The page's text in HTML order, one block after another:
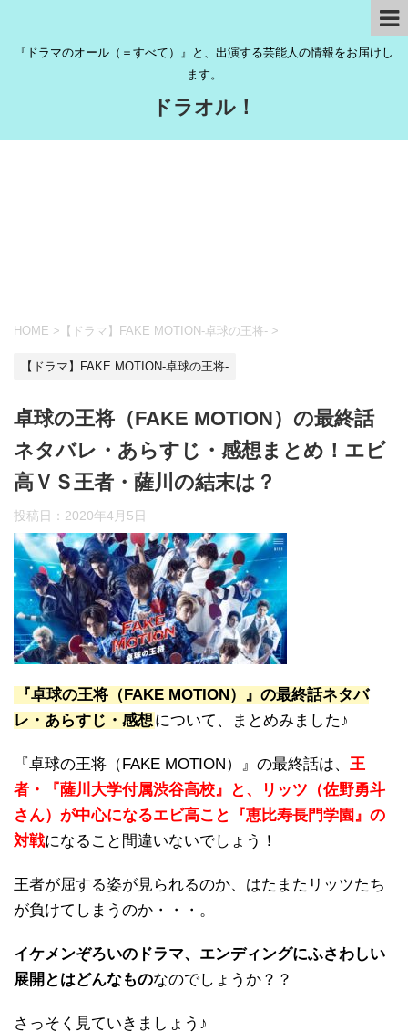
『ドラマのオール（＝すべて）』と、出演する芸能人の情報をお届けし
ます。
ドラオル！
HOME > 【ドラマ】FAKE MOTION-卓球の王将- >
【ドラマ】FAKE MOTION-卓球の王将-
卓球の王将（FAKE MOTION）の最終話
ネタバレ・あらすじ・感想まとめ！エビ
高ＶＳ王者・薩川の結末は？
投稿日： 2020年4月5日
『卓球の王将（FAKE MOTION）』の最終話ネタバ
レ・あらすじ・感想 について、まとめみました♪
『卓球の王将（FAKE MOTION）』の最終話は、 王
者・『薩川大学付属渋谷高校』と、リッツ（佐野勇斗
さん）が中心になるエビ高こと『恵比寿長門学園』の
対戦になること間違いないでしょう！
王者が屈する姿が見られるのか、はたまたリッツたち
が負けてしまうのか・・・。
イケメンぞろいのドラマ、エンディングにふさわしい
展開とはどんなものなのでしょうか？？
さっそく見ていきましょう♪